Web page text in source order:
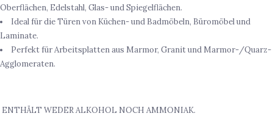
Oberflächen, Edelstahl, Glas- und Spiegelflächen.
Ideal für die Türen von Küchen- und Badmöbeln, Büromöbel und
Laminate.
Perfekt für Arbeitsplatten aus Marmor, Granit und Marmor-/Quarz-
Agglomeraten.
ENTHÄLT WEDER ALKOHOL NOCH AMMONIAK.